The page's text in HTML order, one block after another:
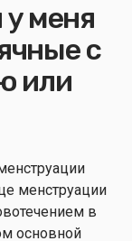
у меня
с
или
менструации
в
основной